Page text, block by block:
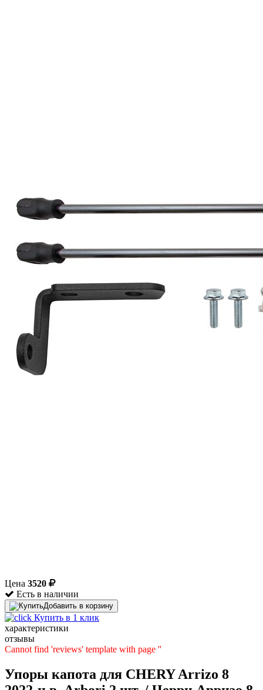
Цена 3520
Есть в наличии
Добавить в корзину
Купить в 1 клик
характеристики
отзывы
Cannot find 'reviews' template with page ''
Упоры капота для CHERY Arrizo 8